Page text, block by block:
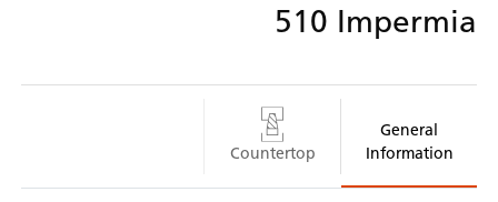
510 Impermia
General
Information
Countertop